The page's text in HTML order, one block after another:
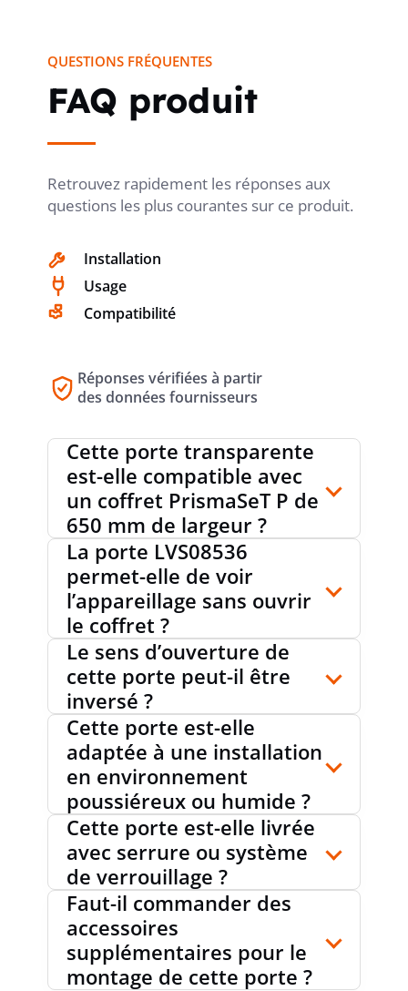
QUESTIONS FRÉQUENTES
FAQ produit
Retrouvez rapidement les réponses aux
questions les plus courantes sur ce produit.
Installation
Usage
Compatibilité
Réponses vérifiées à partir
des données fournisseurs
Cette porte transparente
est-elle compatible avec
un coffret PrismaSeT P de
650 mm de largeur ?
La porte LVS08536
permet-elle de voir
l’appareillage sans ouvrir
le coffret ?
Le sens d’ouverture de
cette porte peut-il être
inversé ?
Cette porte est-elle
adaptée à une installation
en environnement
poussiéreux ou humide ?
Cette porte est-elle livrée
avec serrure ou système
de verrouillage ?
Faut-il commander des
accessoires
supplémentaires pour le
montage de cette porte ?